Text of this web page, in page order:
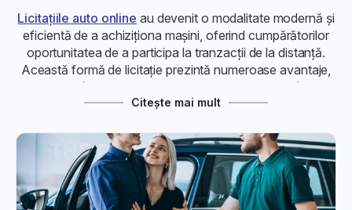
Licitațiile auto online au devenit o modalitate modernă și
eficientă de a achiziționa mașini, oferind cumpărătorilor
oportunitatea de a participa la tranzacții de la distanță.
Această formă de licitație prezintă numeroase avantaje,
transformând procesul de cumpărare a mașinilor într-o
experiență accesibilă și transparentă.
Citește mai mult